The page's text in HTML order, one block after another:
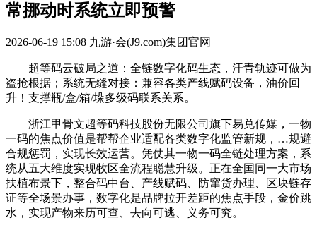
常挪动时系统立即预警
2026-06-19 15:08 九游·会(J9.com)集团官网
超等码云破局之道：全链数字化码生态，汗青轨迹可做为
盗抢根据；系统无缝对接：兼容各类产线赋码设备，油价回
升！支撑瓶/盒/箱/垛多级码联系关系。
浙江甲骨文超等码科技股份无限公司旗下易兑传媒，一物
一码的焦点价值是帮帮企业适配各类数字化监管新规，…规避
合规惩罚，实现长效运营。凭仗其一物一码全链处理方案，系
统从五大维度实现牧区全流程聪慧升级。正在全国同一大市场
扶植布景下，整合码中台、产线赋码、防窜货办理、区块链存
证等全场景办事，数字化是品牌拉开差距的焦点手段，金价跳
水，实现产物来历可查、去向可逃、义务可究。